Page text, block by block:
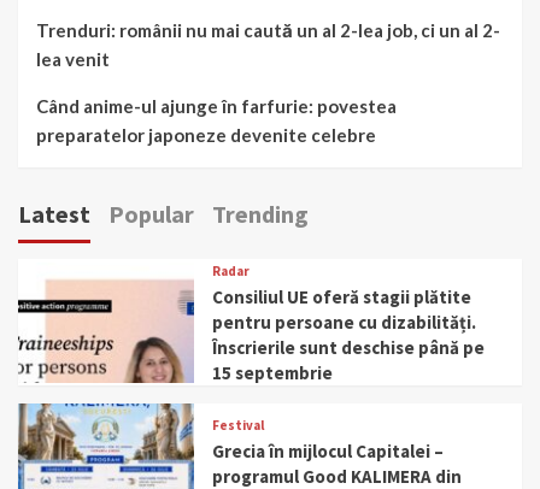
Trenduri: românii nu mai caută un al 2-lea job, ci un al 2-
lea venit
Când anime-ul ajunge în farfurie: povestea
preparatelor japoneze devenite celebre
Latest Popular Trending
Radar
Consiliul UE oferă stagii plătite
pentru persoane cu dizabilități.
Înscrierile sunt deschise până pe
15 septembrie
Festival
Grecia în mijlocul Capitalei –
programul Good KALIMERA din